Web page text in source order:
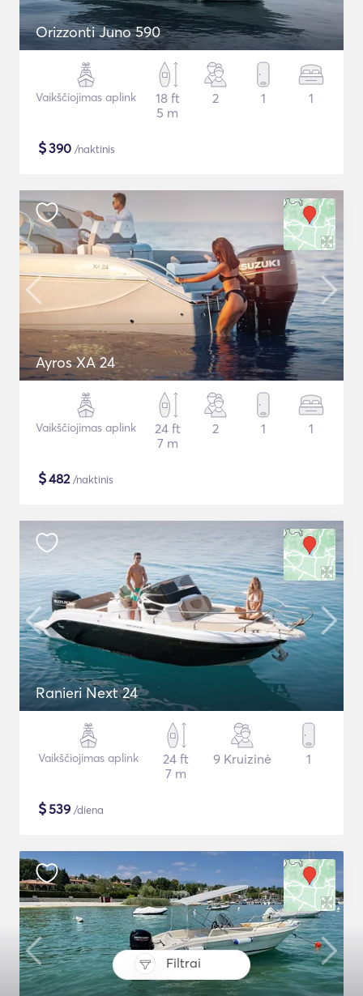
Filtrai
Orizzonti Juno 590
Vaikščiojimas aplink
18 ft
5 m
2 1 1
$390 /naktinis
Ayros XA 24
Vaikščiojimas aplink
24 ft
7 m
2 1 1
$482/naktinis
Ranieri Next 24
Vaikščiojimas aplink
24 ft
7 m
9 Kruizinė 1
$539 /diena